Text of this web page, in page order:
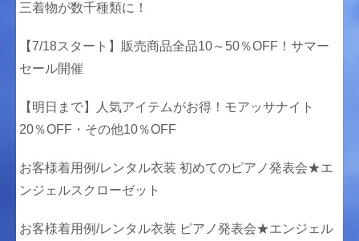
三着物が数千種類に！
【7/18スタート】販売商品全品10～50％OFF！サマー
セール開催
【明日まで】人気アイテムがお得！モアッサナイト
20％OFF・その他10％OFF
お客様着用例/レンタル衣装 初めてのピアノ発表会★エ
ンジェルスクローゼット
お客様着用例/レンタル衣装 ピアノ発表会★エンジェル